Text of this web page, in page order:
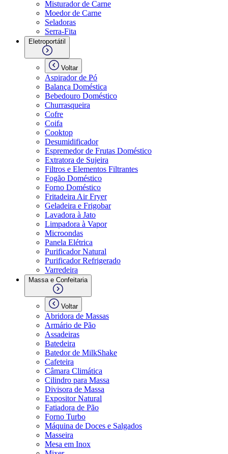
Misturador de Carne
Moedor de Carne
Seladoras
Serra-Fita
Eletroportátil
Voltar
Aspirador de Pó
Balança Doméstica
Bebedouro Doméstico
Churrasqueira
Cofre
Coifa
Cooktop
Desumidificador
Espremedor de Frutas Doméstico
Extratora de Sujeira
Filtros e Elementos Filtrantes
Fogão Doméstico
Forno Doméstico
Fritadeira Air Fryer
Geladeira e Frigobar
Lavadora à Jato
Limpadora à Vapor
Microondas
Panela Elétrica
Purificador Natural
Purificador Refrigerado
Varredeira
Massa e Confeitaria
Voltar
Abridora de Massas
Armário de Pão
Assadeiras
Batedeira
Batedor de MilkShake
Cafeteira
Câmara Climática
Cilindro para Massa
Divisora de Massa
Expositor Natural
Fatiadora de Pão
Forno Turbo
Máquina de Doces e Salgados
Masseira
Mesa em Inox